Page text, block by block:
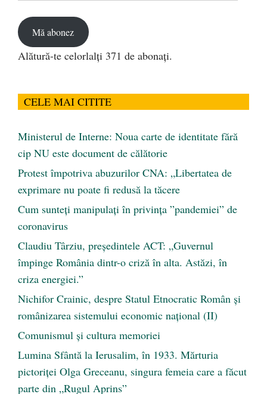
Mă abonez
Alătură-te celorlalți 371 de abonați.
CELE MAI CITITE
Ministerul de Interne: Noua carte de identitate fără
cip NU este document de călătorie
Protest împotriva abuzurilor CNA: „Libertatea de
exprimare nu poate fi redusă la tăcere
Cum sunteți manipulați în privința ”pandemiei” de
coronavirus
Claudiu Târziu, președintele ACT: „Guvernul
împinge România dintr-o criză în alta. Astăzi, în
criza energiei.”
Nichifor Crainic, despre Statul Etnocratic Român şi
românizarea sistemului economic naţional (II)
Comunismul şi cultura memoriei
Lumina Sfântă la Ierusalim, în 1933. Mărturia
pictoriței Olga Greceanu, singura femeia care a făcut
parte din „Rugul Aprins”